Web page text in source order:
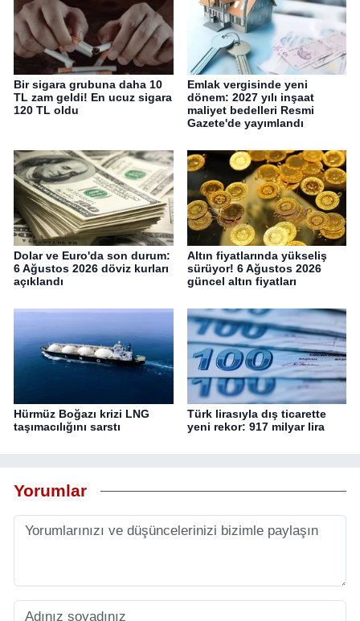
Bir sigara grubuna daha 10
TL zam geldi! En ucuz sigara
120 TL oldu
Emlak vergisinde yeni
dönem: 2027 yılı inşaat
maliyet bedelleri Resmi
Gazete'de yayımlandı
Dolar ve Euro'da son durum:
6 Ağustos 2026 döviz kurları
açıklandı
Altın fiyatlarında yükseliş
sürüyor! 6 Ağustos 2026
güncel altın fiyatları
Hürmüz Boğazı krizi LNG
taşımacılığını sarstı
Türk lirasıyla dış ticarette
yeni rekor: 917 milyar lira
Yorumlar